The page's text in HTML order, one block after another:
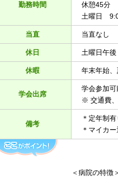
勤務時間
休憩45分
土曜日
当直 当直なし
休日 土曜日午
休暇 年末年始
学会出席
学会参加可
※ 交通費
備考
＊定年制
＊マイカ
＜病院の特徴